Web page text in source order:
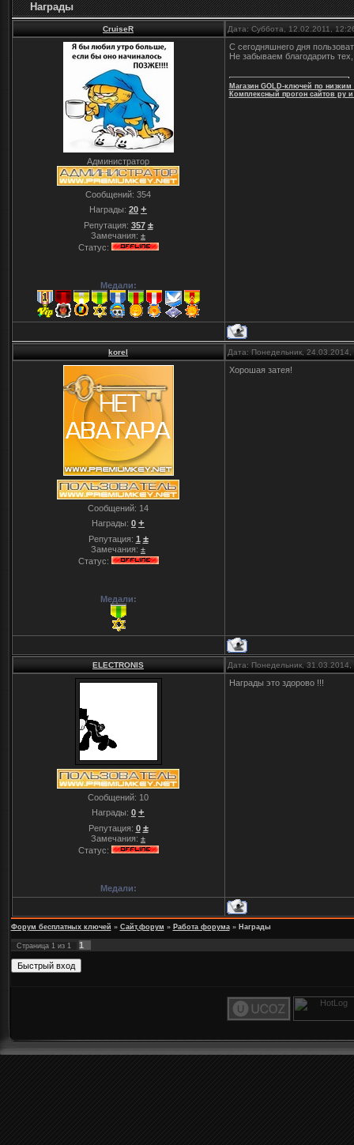
Награды
CruiseR Дата: Суббота, 12.02.2011,
Администратор
Сообщений: 354
Награды: 20 +
Репутация: 357 ±
Замечания: ±
Статус:
Медали:
С сегодняшнего дня
Не забываем благодарить
Магазин GOLD-ключей по низким
Комплексный прогон сайтов ру
korel Дата: Понедельник,
Сообщений: 14
Награды: 0 +
Репутация: 1 ±
Замечания: ±
Статус:
Медали:
Хорошая затея!
ELECTRONIS Дата: Понедельник,
Сообщений: 10
Награды: 0 +
Репутация: 0 ±
Замечания: ±
Статус:
Медали:
Награды это здорово !!!
Форум бесплатных ключей » Сайт,форум » Работа форума » Награды
Страница 1из 1 1